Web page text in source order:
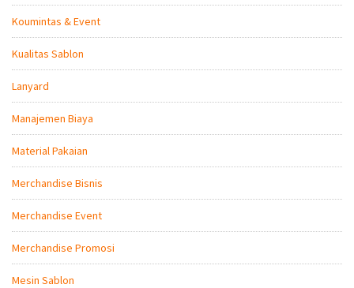
Koumintas & Event
Kualitas Sablon
Lanyard
Manajemen Biaya
Material Pakaian
Merchandise Bisnis
Merchandise Event
Merchandise Promosi
Mesin Sablon